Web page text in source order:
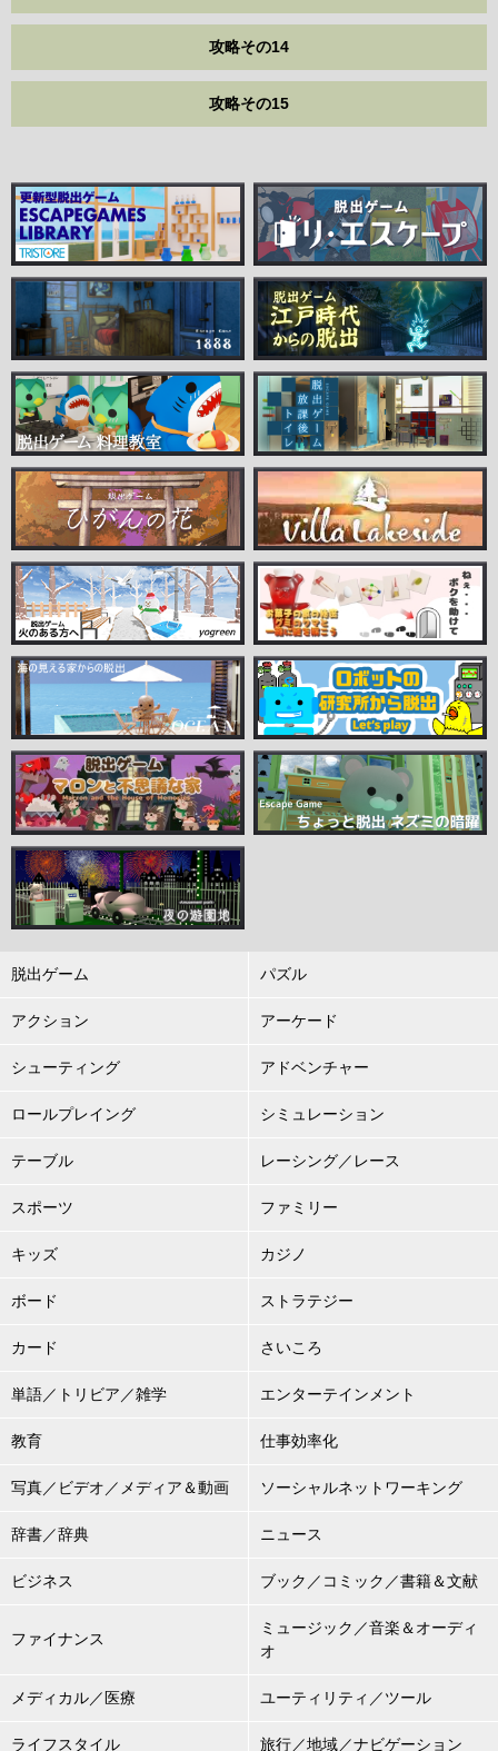
攻略その14
攻略その15
脱出ゲーム パズル
アクション アーケード
シューティング アドベンチャー
ロールプレイング シミュレーション
テーブル レーシング／レース
スポーツ ファミリー
キッズ カジノ
ボード ストラテジー
カード さいころ
単語／トリビア／雑学 エンターテインメント
教育 仕事効率化
写真／ビデオ／メディア＆動画 ソーシャルネットワーキング
辞書／辞典 ニュース
ビジネス ブック／コミック／書籍＆文献
ファイナンス
ミュージック／音楽＆オーディ
オ
メディカル／医療 ユーティリティ／ツール
ライフスタイル 旅行／地域／ナビゲーション